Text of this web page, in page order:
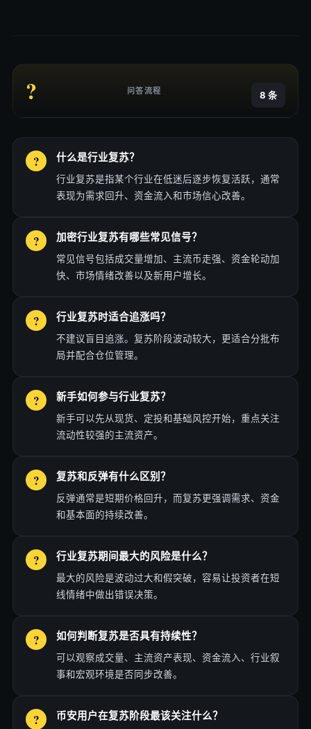
? 问答流程 8 条
什么是行业复苏？
行业复苏是指某个行业在低迷后逐步恢复活跃，通常
表现为需求回升、资金流入和市场信心改善。
加密行业复苏有哪些常见信号？
常见信号包括成交量增加、主流币走强、资金轮动加
快、市场情绪改善以及新用户增长。
行业复苏时适合追涨吗？
不建议盲目追涨。复苏阶段波动较大，更适合分批布
局并配合仓位管理。
新手如何参与行业复苏？
新手可以先从现货、定投和基础风控开始，重点关注
流动性较强的主流资产。
复苏和反弹有什么区别？
反弹通常是短期价格回升，而复苏更强调需求、资金
和基本面的持续改善。
行业复苏期间最大的风险是什么？
最大的风险是波动过大和假突破，容易让投资者在短
线情绪中做出错误决策。
如何判断复苏是否具有持续性？
可以观察成交量、主流资产表现、资金流入、行业叙
事和宏观环境是否同步改善。
币安用户在复苏阶段最该关注什么？